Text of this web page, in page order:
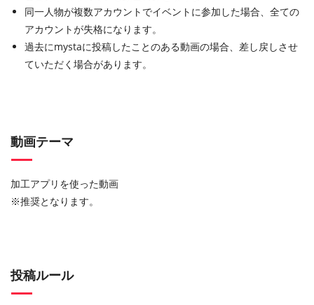
同一人物が複数アカウントでイベントに参加した場合、全ての
アカウントが失格になります。
過去にmystaに投稿したことのある動画の場合、差し戻しさせ
ていただく場合があります。
動画テーマ
加工アプリを使った動画
※推奨となります。
投稿ルール